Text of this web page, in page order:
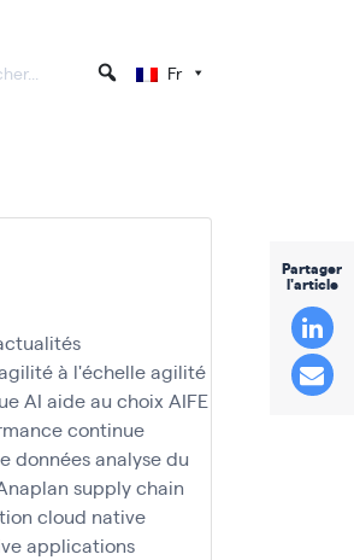
Fr
à l'échelleagilité
AI aide au choix AIFE
continue
donnéesanalyse du
supply chain
cloud native
applications
Partager
l'article